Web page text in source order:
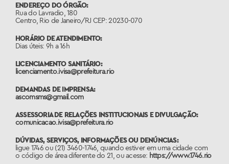
ENDEREÇO DO ÓRGÃO:
Rua do Lavradio, 180
Centro, Rio de Janeiro/RJ CEP: 20230-070
HORÁRIO DE ATENDIMENTO:
Dias úteis: 9h a 16h
LICENCIAMENTO SANITÁRIO:
licenciamento.ivisa@prefeitura.rio
DEMANDAS DE IMPRENSA:
ascomsms@gmail.com
ASSESSORIA DE RELAÇÕES INSTITUCIONAIS E DIVULGAÇÃO:
comunicacao.ivisa@prefeitura.rio
DÚVIDAS, SERVIÇOS, INFORMAÇÕES OU DENÚNCIAS:
ligue 1746 ou (21) 3460-1746, quando estiver em uma cidade com
o código de área diferente do 21, ou acesse: https://www.1746.rio